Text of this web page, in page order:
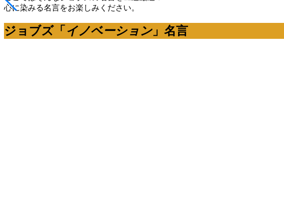
心に染みる名言をお楽しみください。
ジョブズ「 イノベーション」名言